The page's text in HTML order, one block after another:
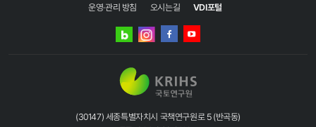
운영·관리 방침
오시는길 VDI포털
네이버
인스타그램
(30147) 세종특별자치시 국책연구원로 5 (반곡동)